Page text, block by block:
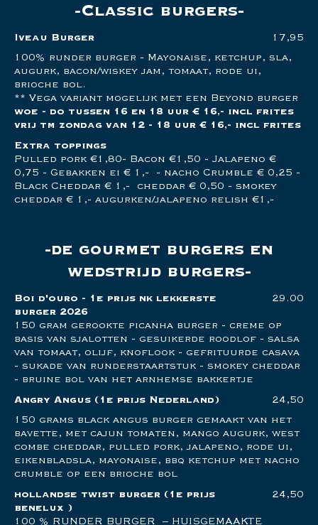
Classic burgers
Iveau Burger
17,95
100% runder burger - Mayonaise, ketchup, sla,
augurk, bacon/wiskey jam, tomaat, rode ui,
brioche bol.
** Vega variant mogelijk met een Beyond burger
woe - do tussen 16 en 18 uur € 16,- incl frites
vrij tm zondag van 12 - 18 uur € 16,- incl frites
Extra toppings
Pulled pork €1,80- Bacon €1,50 - Jalapeno €
0,75 - Gebakken ei € 1,- - nacho Crumble € 0,25 -
Black Cheddar € 1,- cheddar € 0,50 - smokey
cheddar € 1,- augurken/jalapeno relish €1,-
de gourmet burgers en
wedstrijd burgers
Boi d'ouro - 1e prijs nk lekkerste
burger 2026
29.00
150 gram gerookte picanha burger - creme op
basis van sjalotten - gesuikerde roodlof - salsa
van tomaat, olijf, knoflook - gefrituurde casava
- sukade van runderstaartstuk - smokey cheddar
- bruine bol van het arnhemse bakkertje
Angry Angus (1e prijs Nederland)
24,50
150 grams black angus burger gemaakt van het
bavette, met cajun tomaten, mango augurk, west
combe cheddar, pulled pork, jalapeno, rode ui,
eikenbladsla, mayonaise, bbq ketchup met nacho
crumble op een brioche bol
hollandse twist burger (1e prijs
benelux )
24,50
100 % RUNDER BURGER – HUISGEMAAKTE